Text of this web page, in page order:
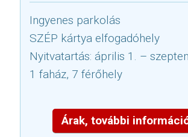
Ingyenes parkolás
SZÉP kártya elfogadóhely
Nyitvatartás: április 1. –
1 faház, 7 férőhely
Árak, további